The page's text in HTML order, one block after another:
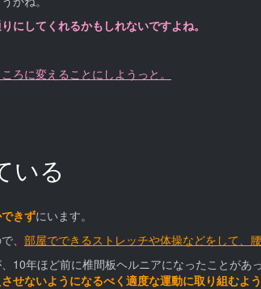
にしてくれるかもしれないですよね。
ろに変えることにしようっと。
いる
きずにいます。
、 部屋でできるストレッチや体操などをして、
10年ほど前に椎間板ヘルニアになったことがあ
せないようになるべく 適度な運動に取り組むよ